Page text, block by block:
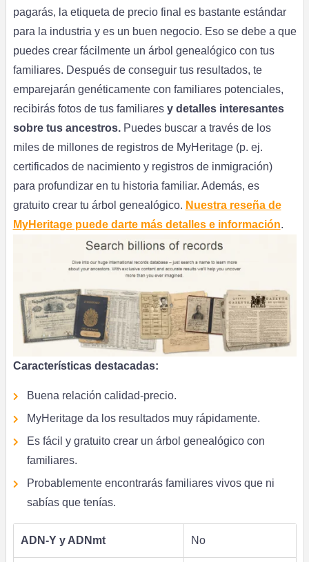
pagarás, la etiqueta de precio final es bastante estándar
para la industria y es un buen negocio. Eso se debe a que
puedes crear fácilmente un árbol genealógico con tus
familiares. Después de conseguir tus resultados, te
emparejarán genéticamente con familiares potenciales,
recibirás fotos de tus familiares y detalles interesantes
sobre tus ancestros.Puedes buscar a través de los
miles de millones de registros de MyHeritage (p. ej.
certificados de nacimiento y registros de inmigración)
para profundizar en tu historia familiar. Además, es
gratuito crear tu árbol genealógico. Nuestra reseña de
MyHeritage puede darte más detalles e información.
Características destacadas:
Buena relación calidad-precio.
MyHeritage da los resultados muy rápidamente.
Es fácil y gratuito crear un árbol genealógico con
familiares.
Probablemente encontrarás familiares vivos que ni
sabías que tenías.
ADN-Y y ADNmt No